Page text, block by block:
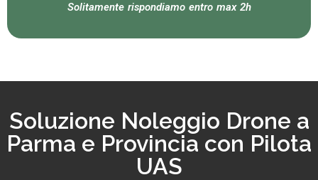
Solitamente rispondiamo entro max 2h
Soluzione Noleggio Drone a
Parma e Provincia con Pilota
UAS